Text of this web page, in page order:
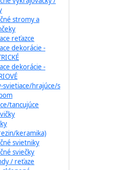
stromy a
reťazce
dekorácie -
dekorácie -
svietiace/hrajúce/s
tancujúce
keramika)
svietniky
sviečky
/ reťaze